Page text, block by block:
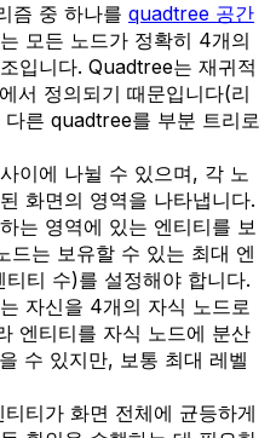
즘 중 하나를 quadtree 공간
는 모든 노드가 정확히 4개의
입니다. Quadtree는 재귀적
서 정의되기 때문입니다(리
른 quadtree를 부분 트리로
이에 나뉠 수 있으며, 각 노
화면의 영역을 나타냅니다.
는 영역에 있는 엔티티를 보
드는 보유할 수 있는 최대 엔
티 수)를 설정해야 합니다.
자신을 4개의 자식 노드로
엔티티를 자식 노드에 분산
수 있지만, 보통 최대 레벨
티가 화면 전체에 균등하게